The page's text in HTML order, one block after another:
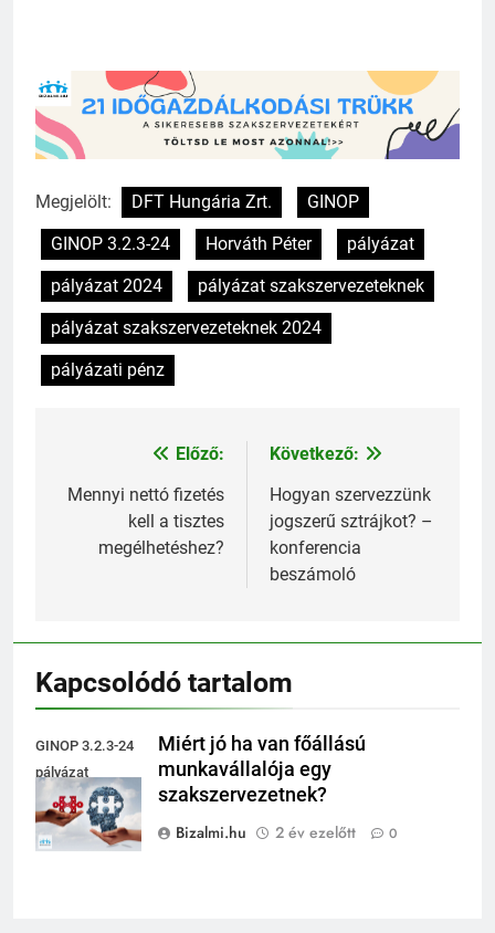
Megjelölt: DFT Hungária Zrt.
GINOP
GINOP 3.2.3-24
Horváth Péter
pályázat
pályázat 2024
pályázat szakszervezeteknek
pályázat szakszervezeteknek 2024
pályázati pénz
Bejegyzés
navigáció
Előző:
Mennyi nettó fizetés
kell a tisztes
megélhetéshez?
Következő:
Hogyan szervezzünk
jogszerű sztrájkot? –
konferencia
beszámoló
Kapcsolódó tartalom
GINOP 3.2.3-24
pályázat
szakszervezeteknek
Miért jó ha van főállású
munkavállalója egy
szakszervezetnek?
Bizalmi.hu
2 év ezelőtt 0